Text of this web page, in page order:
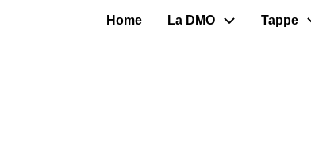
Home La DMO Tappe